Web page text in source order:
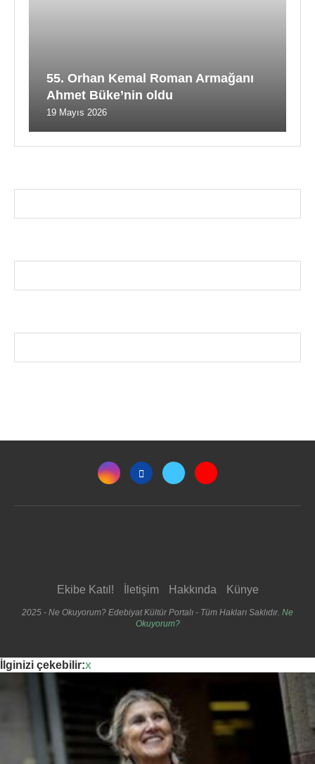
55. Orhan Kemal Roman Armağanı
Ahmet Büke’nin oldu
19 Mayıs 2026
Ekibe Katıl! İletişim Hakkında Künye
2025 - Ne Okuyorum? Edebiyat Kültür Portalı - Tüm Hakları Saklıdır. Ne
Okuyorum?
İlginizi çekebilir:x